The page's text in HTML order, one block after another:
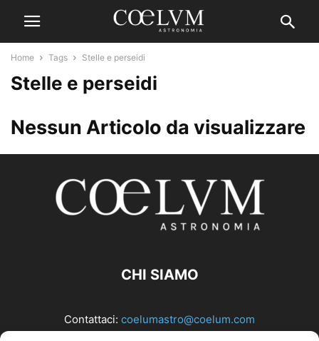
Home Tags Stelle e perseidi
Stelle e perseidi
Nessun Articolo da visualizzare
CHI SIAMO
Contattaci: coelumastro@coelum.com